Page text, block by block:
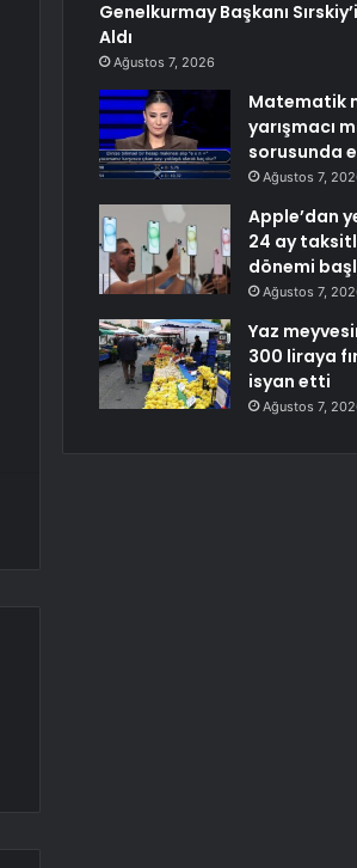
Genelkurmay Başkanı
Aldı
Ağustos 7, 2026
Matematik
yarışmacı
sorusunda
Ağustos 7,
Apple’dan
24 ay
dönemi
Ağustos 7,
Yaz
300 liraya
isyan etti
Ağustos 7,